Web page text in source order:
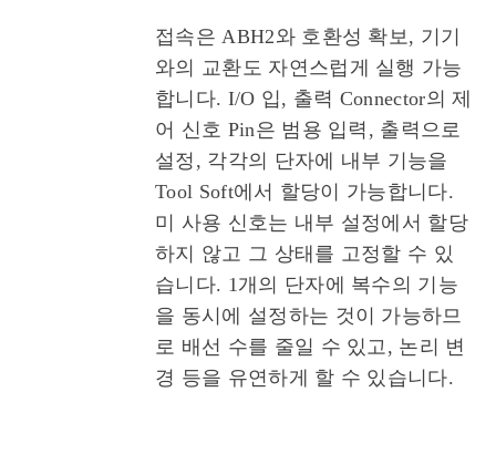
접속은 ABH2와 호환성 확보, 기기
와의 교환도 자연스럽게 실행 가능
합니다. I/O 입, 출력 Connector의 제
어 신호 Pin은 범용 입력, 출력으로
설정, 각각의 단자에 내부 기능을
Tool Soft에서 할당이 가능합니다.
미 사용 신호는 내부 설정에서 할당
하지 않고 그 상태를 고정할 수 있
습니다. 1개의 단자에 복수의 기능
을 동시에 설정하는 것이 가능하므
로 배선 수를 줄일 수 있고, 논리 변
경 등을 유연하게 할 수 있습니다.